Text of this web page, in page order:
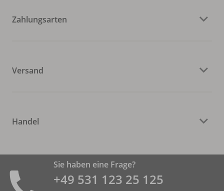
Zahlungsarten
Versand
Handel
Sie haben eine Frage?
+49 531 ­123 25 125